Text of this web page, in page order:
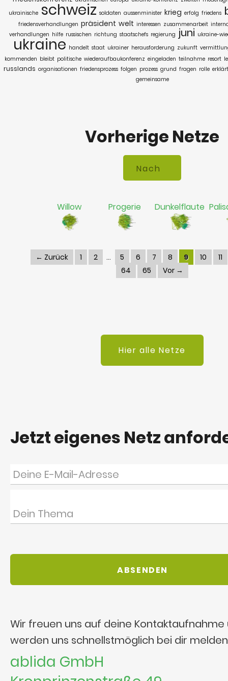
ukrainische schweiz soldaten aussenminister krieg erfolg friedens
friedensverhandlungen präsident welt interessen zusammenarbeit
verhandlungen hilfe russischen richtung staatschefs regierung juni ukraine-
ukraine handelt staat ukrainer herausforderung zukunft
kommenden bleibt politische wiederaufbaukonferenz eingeladen teilnahme resort
russlands organisationen friedensprozess folgen prozess grund fragen rolle erklärt
gemeinsame
Vorherige Netze
Willow Progerie Dunkelflaute
← Zurück 1 2 5 6 7 8 9 10
11
64
65 Vor →
Hier alle Netze
Jetzt eigenes Netz
Wir freuen uns auf deine Kontaktaufnahme
werden uns schnellstmöglich bei dir
ablida GmbH